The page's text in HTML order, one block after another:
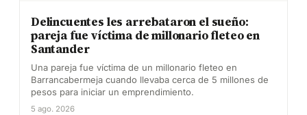
Delincuentes les arrebataron el sueño:
pareja fue víctima de millonario fleteo en
Santander
Una pareja fue víctima de un millonario fleteo en
Barrancabermeja cuando llevaba cerca de 5 millones de
pesos para iniciar un emprendimiento.
5 ago. 2026